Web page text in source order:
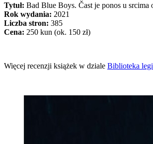
Tytuł: Bad Blue Boys. Čast je ponos u srcima
Rok wydania: 2021
Liczba stron: 385
Cena: 250 kun (ok. 150 zł)
Więcej recenzji książek w dziale Biblioteka